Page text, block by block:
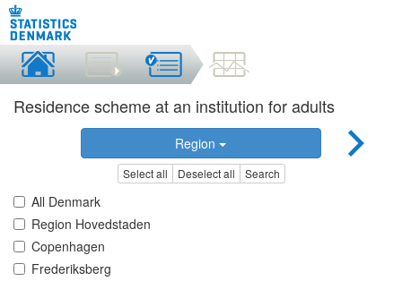
Residence scheme at an institution for adults
Region
Select all Deselect all Search
All Denmark
Region Hovedstaden
Copenhagen
Frederiksberg